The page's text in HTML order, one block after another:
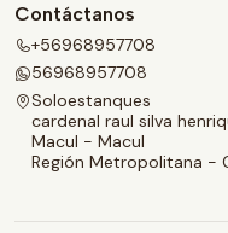
Contáctanos
+56968957708
56968957708
Soloestanques
cardenal raul silva
Macul - Macul
Región Metropolitana -